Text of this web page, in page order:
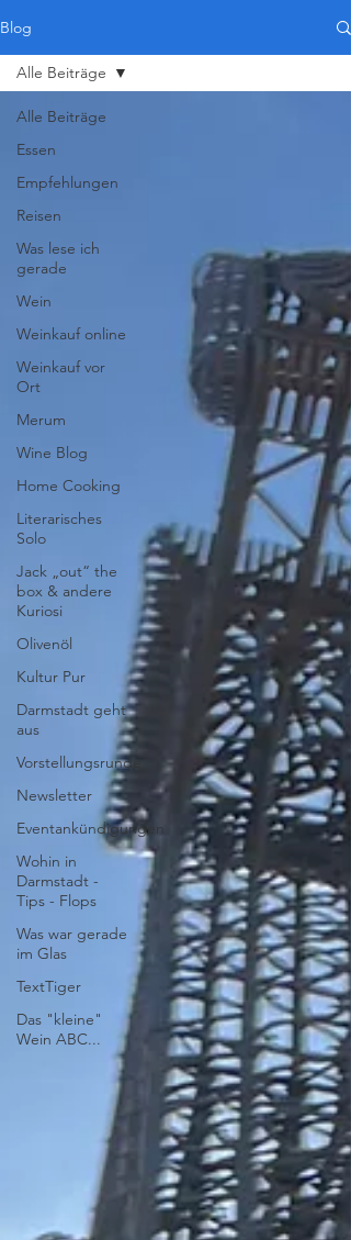
Blog
Alle Beiträge
Essen
Empfehlungen
Reisen
Was lese ich
gerade
Wein
Weinkauf online
Weinkauf vor
Ort
Merum
Wine Blog
Home Cooking
Literarisches
Solo
Jack „out“ the
box & andere
Kuriosi
Olivenöl
Kultur Pur
Darmstadt geht
aus
Vorstellungsrunde
Newsletter
Eventankündigungen
Wohin in
Darmstadt -
Tips - Flops
Was war gerade
im Glas
TextTiger
Das "kleine"
Wein ABC...
Alle Beiträge